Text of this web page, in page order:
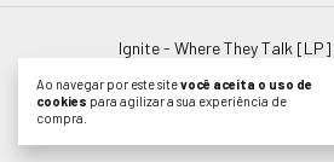
Ao navegar por este sitevocê aceita o uso de
cookies para agilizar a sua experiência de
compra.
Ignite - Where They Talk [LP]